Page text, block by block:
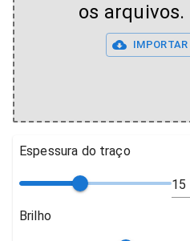
os arquivos.
Espessura do traço
Brilho